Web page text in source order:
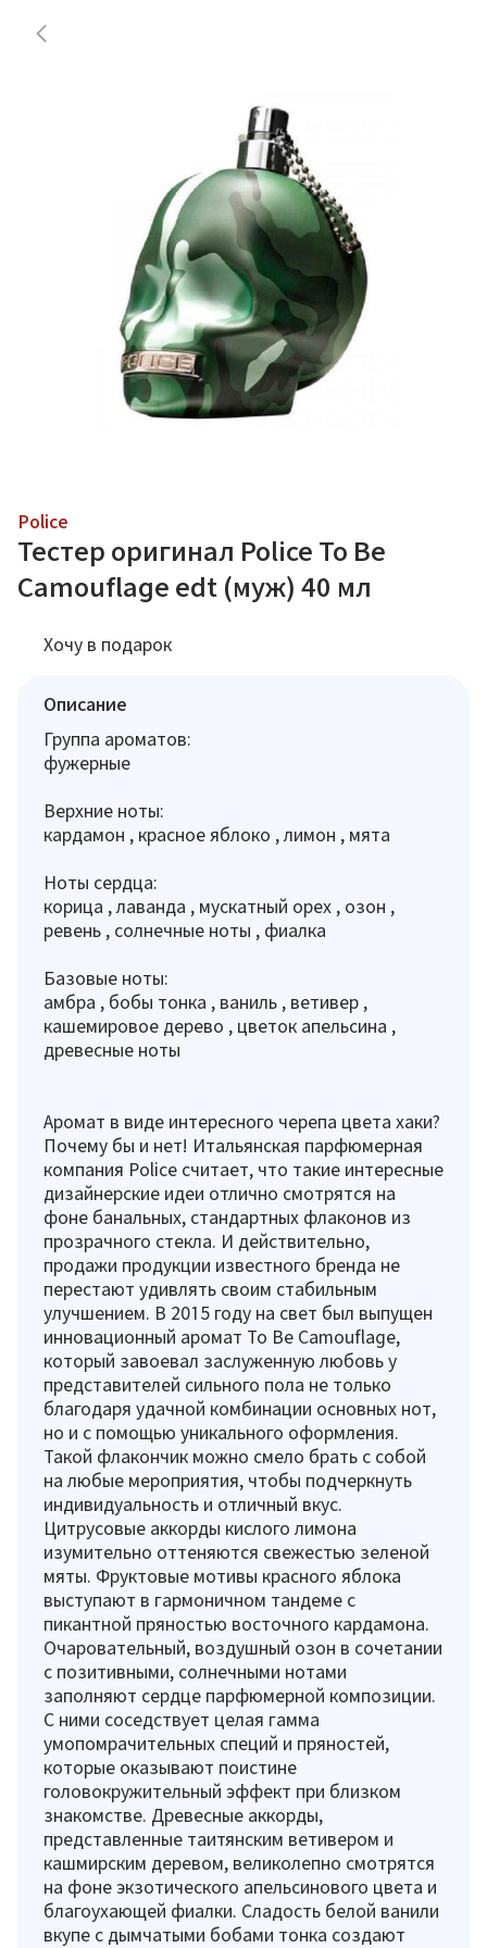
Police
Тестер оригинал Police To Be
Camouflage edt (муж) 40 мл
Хочу в подарок
Описание
Группа ароматов:
фужерные
Верхние ноты:
кардамон , красное яблоко , лимон , мята
Ноты сердца:
корица , лаванда , мускатный орех , озон ,
ревень , солнечные ноты , фиалка
Базовые ноты:
амбра , бобы тонка , ваниль , ветивер ,
кашемировое дерево , цветок апельсина ,
древесные ноты
Аромат в виде интересного черепа цвета хаки?
Почему бы и нет! Итальянская парфюмерная
компания Police считает, что такие интересные
дизайнерские идеи отлично смотрятся на
фоне банальных, стандартных флаконов из
прозрачного стекла. И действительно,
продажи продукции известного бренда не
перестают удивлять своим стабильным
улучшением. В 2015 году на свет был выпущен
инновационный аромат To Be Camouflage,
который завоевал заслуженную любовь у
представителей сильного пола не только
благодаря удачной комбинации основных нот,
но и с помощью уникального оформления.
Такой флакончик можно смело брать с собой
на любые мероприятия, чтобы подчеркнуть
индивидуальность и отличный вкус.
Цитрусовые аккорды кислого лимона
изумительно оттеняются свежестью зеленой
мяты. Фруктовые мотивы красного яблока
выступают в гармоничном тандеме с
пикантной пряностью восточного кардамона.
Очаровательный, воздушный озон в сочетании
с позитивными, солнечными нотами
заполняют сердце парфюмерной композиции.
С ними соседствует целая гамма
умопомрачительных специй и пряностей,
которые оказывают поистине
головокружительный эффект при близком
знакомстве. Древесные аккорды,
представленные таитянским ветивером и
кашмирским деревом, великолепно смотрятся
на фоне экзотического апельсинового цвета и
благоухающей фиалки. Сладость белой ванили
вкупе с дымчатыми бобами тонка создают